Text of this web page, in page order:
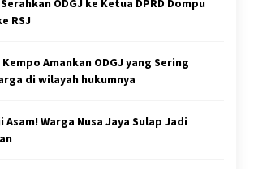
ODGJ ke Ketua DPRD Dompu
RSJ
Amankan ODGJ yang Sering
di wilayah hukumnya
Warga Nusa Jaya Sulap Jadi